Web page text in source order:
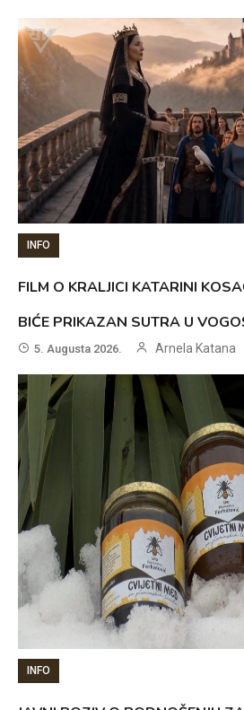
INFO
FILM O KRALJICI KATARINI
BIĆE PRIKAZAN SUTRA U
5. Augusta 2026. Arnela Katana
INFO